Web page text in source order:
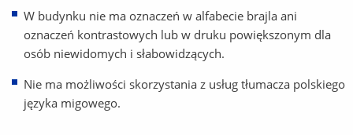
W budynku nie ma oznaczeń w alfabecie brajla ani
oznaczeń kontrastowych lub w druku powiększonym dla
osób niewidomych i słabowidzących.
Nie ma możliwości skorzystania z usług tłumacza polskiego
języka migowego.